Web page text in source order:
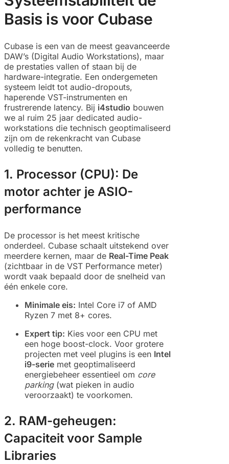
Basis is voor Cubase
Cubase is een van de meest geavanceerde
DAW’s (Digital Audio Workstations), maar
de prestaties vallen of staan bij de
hardware-integratie. Een ondergemeten
systeem leidt tot audio-dropouts,
haperende VST-instrumenten en
frustrerende latency. Bij i4studio bouwen
we al ruim 25 jaar dedicated audio-
workstations die technisch geoptimaliseerd
zijn om de rekenkracht van Cubase
volledig te benutten.
1. Processor (CPU): De
motor achter je ASIO-
performance
De processor is het meest kritische
onderdeel. Cubase schaalt uitstekend over
meerdere kernen, maar de Real-Time Peak
(zichtbaar in de VST Performance meter)
wordt vaak bepaald door de snelheid van
één enkele core.
Minimale eis: Intel Core i7 of AMD
Ryzen 7 met 8+ cores.
Expert tip: Kies voor een CPU met
een hoge boost-clock. Voor grotere
projecten met veel plugins is een Intel
i9-serie met geoptimaliseerd
energiebeheer essentieel om core
parking(wat pieken in audio
veroorzaakt) te voorkomen.
2. RAM-geheugen:
Capaciteit voor Sample
Libraries